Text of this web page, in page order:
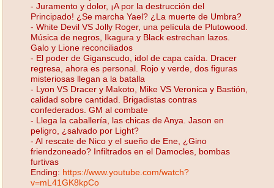
- Juramento y dolor, ¡A por la destrucción del
Principado! ¿Se marcha Yael? ¿La muerte de Umbra?
- White Devil VS Jolly Roger, una película de Plutowood.
Música de negros, Ikagura y Black estrechan lazos.
Galo y Lione reconciliados
- El poder de Giganscudo, idol de capa caída. Dracer
regresa, ahora es personal. Rojo y verde, dos figuras
misteriosas llegan a la batalla
- Lyon VS Dracer y Makoto, Mike VS Veronica y Bastión,
calidad sobre cantidad. Brigadistas contras
confederados. GM al combate
- Llega la caballería, las chicas de Anya. Jason en
peligro, ¿salvado por Light?
- Al rescate de Nico y el sueño de Ene, ¿Gino
friendzoneado? Infiltrados en el Damocles, bombas
furtivas
Ending: https://www.youtube.com/watch?
v=mL41GK8kpCo